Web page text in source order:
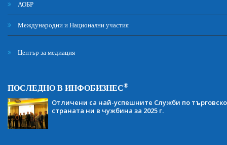
АОБР
Международни и Национални участия
Център за медиация
ПОСЛЕДНО В ИНФОБИЗНЕС®
Отличени са най-успешните Служби по
страната ни в чужбина за 2025 г.